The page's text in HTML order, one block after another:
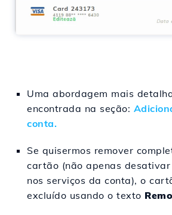
Uma abordagem mais
encontrada na seção:
conta.
Se quisermos remover
cartão (não apenas
nos serviços da conta), o
excluído usando o texto